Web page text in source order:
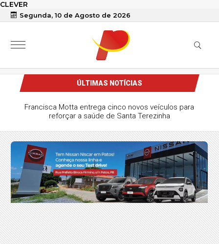
CLEVER
Segunda, 10 de Agosto de 2026
ÚLTIMAS NOTÍCIAS
Mamede é recuperada pela PM na
rural de Quixaba